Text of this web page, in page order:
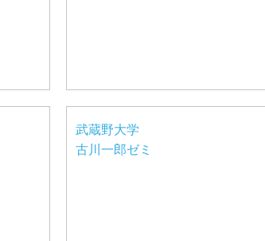
武蔵野大学
古川一郎ゼミ